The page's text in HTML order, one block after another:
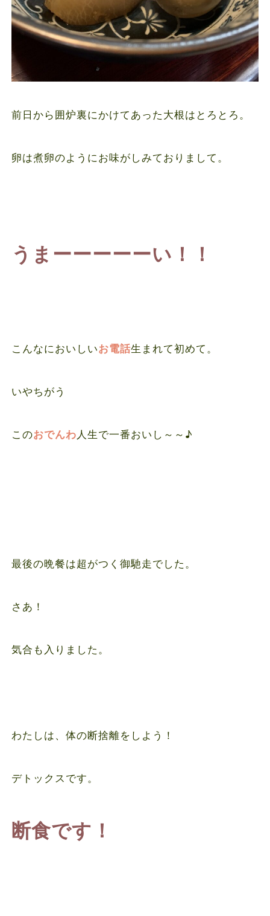
前日から囲炉裏にかけてあった大根はとろとろ。
卵は煮卵のようにお味がしみておりまして。
うまーーーーーい！！
こんなにおいしいお電話生まれて初めて。
いやちがう
このおでんわ人生で一番おいし～～♪
最後の晩餐は超がつく御馳走でした。
さあ！
気合も入りました。
わたしは、体の断捨離をしよう！
デトックスです。
断食です！